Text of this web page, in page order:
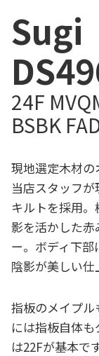
Sugi
24F
BSBK
現地選定木材の
当店スタッフ
キルトを採用
影を活かした赤
ー。ボディ下
陰影が美しい仕
指板のメイプ
には指板自体
は22Fが基本で